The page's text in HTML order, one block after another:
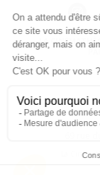
LA
La